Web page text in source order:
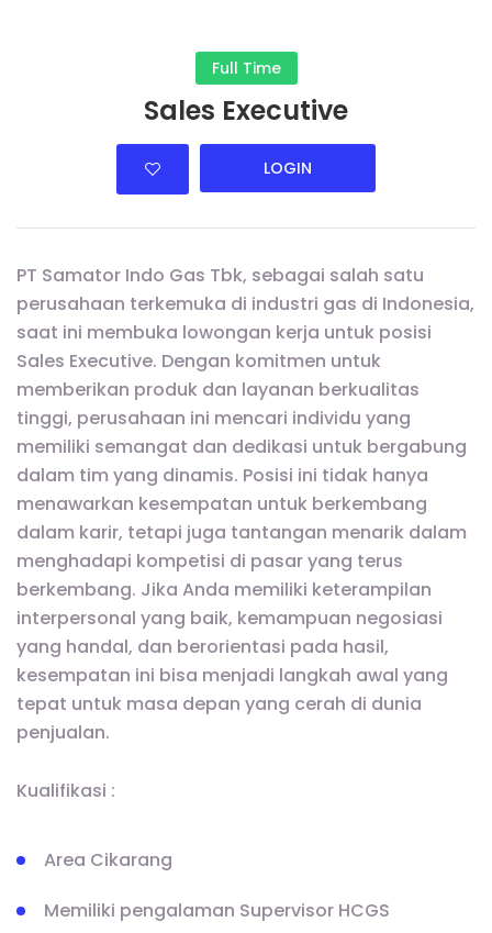
Full Time
Sales Executive
LOGIN
PT Samator Indo Gas Tbk, sebagai salah satu
perusahaan terkemuka di industri gas di Indonesia,
saat ini membuka lowongan kerja untuk posisi
Sales Executive. Dengan komitmen untuk
memberikan produk dan layanan berkualitas
tinggi, perusahaan ini mencari individu yang
memiliki semangat dan dedikasi untuk bergabung
dalam tim yang dinamis. Posisi ini tidak hanya
menawarkan kesempatan untuk berkembang
dalam karir, tetapi juga tantangan menarik dalam
menghadapi kompetisi di pasar yang terus
berkembang. Jika Anda memiliki keterampilan
interpersonal yang baik, kemampuan negosiasi
yang handal, dan berorientasi pada hasil,
kesempatan ini bisa menjadi langkah awal yang
tepat untuk masa depan yang cerah di dunia
penjualan.
Kualifikasi :
Area Cikarang
Memiliki pengalaman Supervisor HCGS